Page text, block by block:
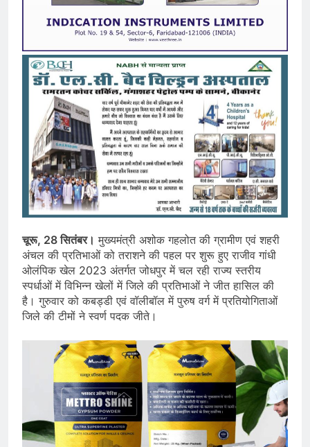
चूरू, 28 सितंबर। मुख्यमंत्री अशोक गहलोत की ग्रामीण एवं शहरी
अंचल की प्रतिभाओं को तराशने की पहल पर शुरू हुए राजीव गांधी
ओलंपिक खेल 2023 अंतर्गत जोधपुर में चल रही राज्य स्तरीय
स्पर्धाओं में विभिन्न खेलों में जिले की प्रतिभाओं ने जीत हासिल की
है। गुरुवार को कबड्डी एवं वॉलीबॉल में पुरुष वर्ग में प्रतियोगिताओं
जिले की टीमों ने स्वर्ण पदक जीते।